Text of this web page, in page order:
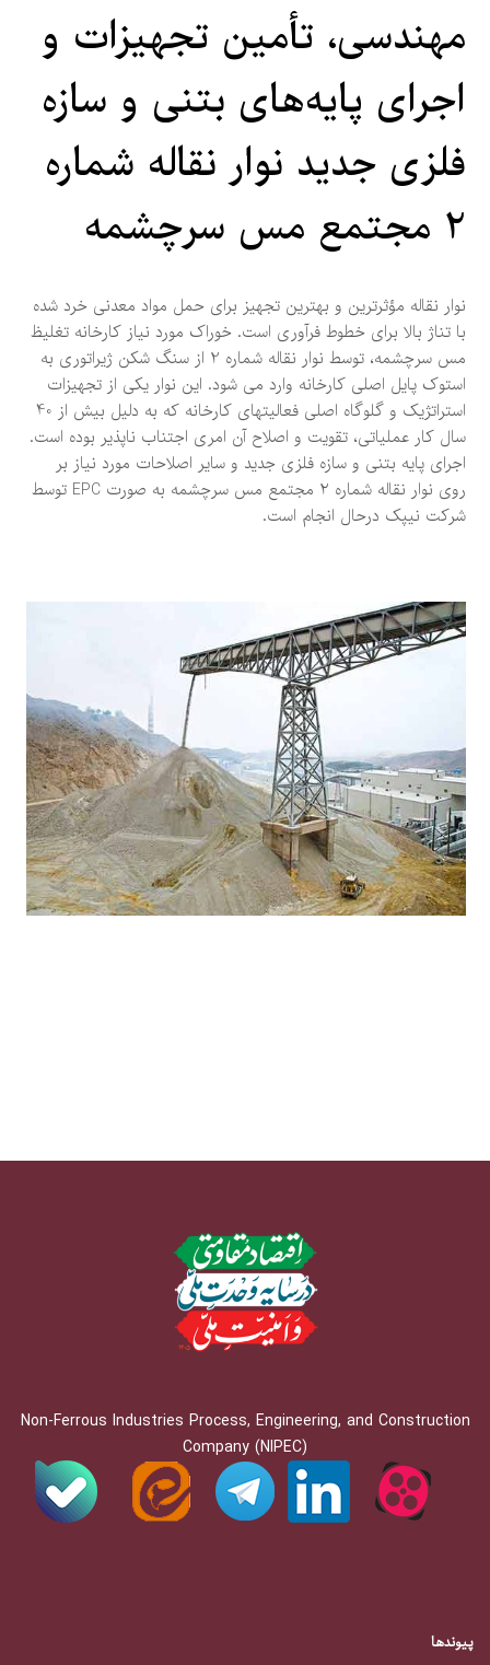
مهندسی، تأمین تجهیزات و
اجرای پایه‌های بتنی و سازه
فلزی جدید نوار نقاله شماره
2 مجتمع مس سرچشمه
نوار نقاله مؤثرترین و بهترین تجهیز برای حمل مواد معدنی خرد شده
با تناژ بالا برای خطوط فرآوری است. خوراک مورد نیاز کارخانه تغلیظ
مس سرچشمه، توسط نوار نقاله شماره 2 از سنگ شکن ژیراتوری به
استوک پایل اصلی کارخانه وارد می شود. این نوار یکی از تجهیزات
استراتژیک و گلوگاه اصلی فعالیتهای کارخانه که به دلیل بیش از 40
سال کار عملیاتی، تقویت و اصلاح آن امری اجتناب ناپذیر بوده است.
اجرای پایه بتنی و سازه فلزی جدید و سایر اصلاحات مورد نیاز بر
روی نوار نقاله شماره ۲ مجتمع مس سرچشمه به صورت EPC توسط
شرکت نیپک درحال انجام است.
Non-Ferrous Industries Process, Engineering, and Construction
Company (NIPEC)
پیوندها